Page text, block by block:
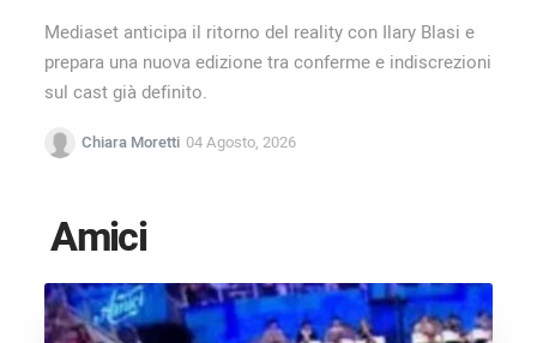
Mediaset anticipa il ritorno del reality con Ilary Blasi e
prepara una nuova edizione tra conferme e indiscrezioni
sul cast già definito.
Chiara Moretti 04 Agosto, 2026
Amici